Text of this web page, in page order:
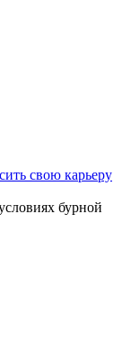
свою карьеру
бурной